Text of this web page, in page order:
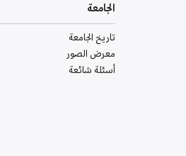
الجامعة
تاريخ الجامعة
معرض الصور
أسئلة شائعة